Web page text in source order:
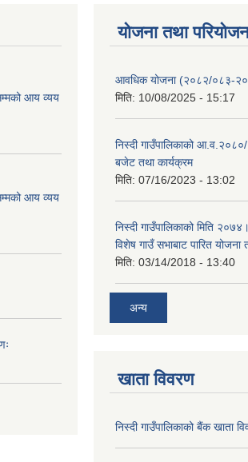
आय व्यय
आय व्यय
योजना तथा
आवधिक योजना (२०८२/०८३-
मिति: 10/08/2025 - 15:17
निस्दी गाउँपालिकाको आ.व.२०८०/
बजेट तथा कार्यक्रम
मिति: 07/16/2023 - 13:02
निस्दी गाउँपालिकाको मिति
विशेष गाउँ सभाबाट पारित
मिति: 03/14/2018 - 13:40
अन्य
खाता विवरण
निस्दी गाउँपालिकाको बैंक खाता